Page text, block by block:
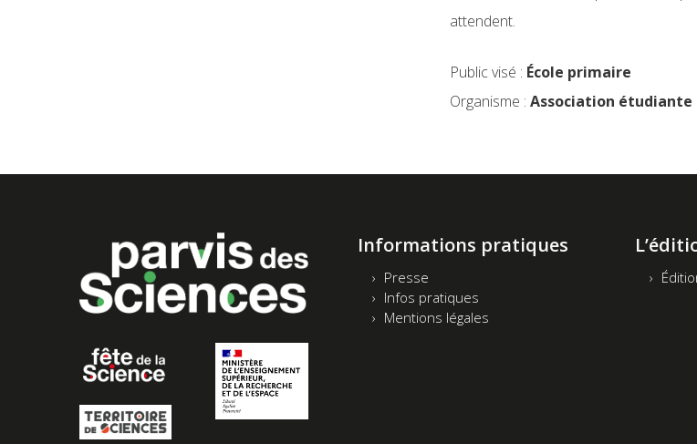
attendent.
Public visé : École primaire
Organisme : Association étudiante
Informations pratiques
Presse
Infos pratiques
Mentions légales